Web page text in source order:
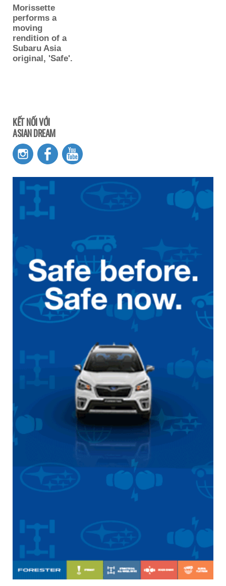
Morissette
performs a
moving
rendition of a
Subaru Asia
original, 'Safe'.
KẾT NỐI VỚI
ASIAN DREAM